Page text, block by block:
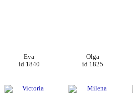
Eva
id 1840
Olga
id 1825